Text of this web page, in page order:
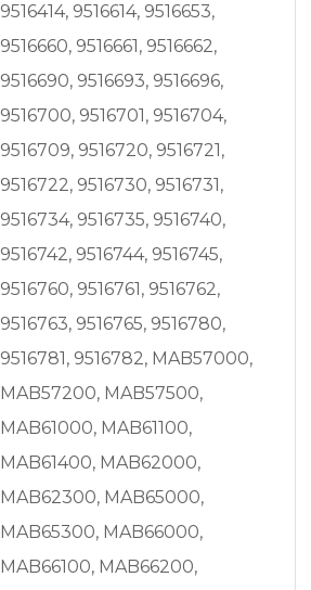
9516414, 9516614, 9516653,
9516660, 9516661, 9516662,
9516690, 9516693, 9516696,
9516700, 9516701, 9516704,
9516709, 9516720, 9516721,
9516722, 9516730, 9516731,
9516734, 9516735, 9516740,
9516742, 9516744, 9516745,
9516760, 9516761, 9516762,
9516763, 9516765, 9516780,
9516781, 9516782, MAB57000,
MAB57200, MAB57500,
MAB61000, MAB61100,
MAB61400, MAB62000,
MAB62300, MAB65000,
MAB65300, MAB66000,
MAB66100, MAB66200,